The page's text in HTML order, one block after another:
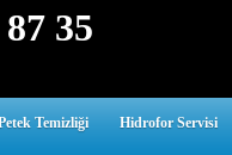
35
Temizliği Hidrofor Servisi